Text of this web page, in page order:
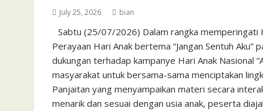
July 25, 2026 bian
Sabtu (25/07/2026) Dalam rangka memperingati
Perayaan Hari Anak bertema “Jangan Sentuh Aku”
dukungan terhadap kampanye Hari Anak Nasional
masyarakat untuk bersama-sama menciptakan
Panjaitan yang menyampaikan materi secara
menarik dan sesuai dengan usia anak, peserta